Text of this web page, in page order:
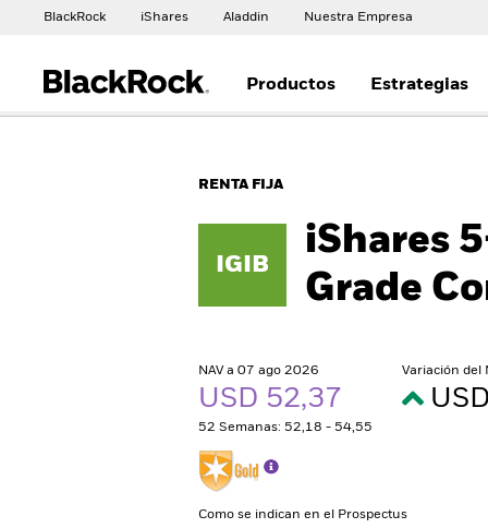
BlackRock iShares Aladdin Nuestra Empresa
Productos Estrategias
RENTA FIJA
IGIB
iShares
Grade
NAV a 07 ago 2026
USD 52,37
52 Semanas: 52,18 - 54,55
Variación del
Como se indican en el Prospectus